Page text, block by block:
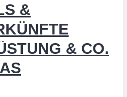
&
& CO.